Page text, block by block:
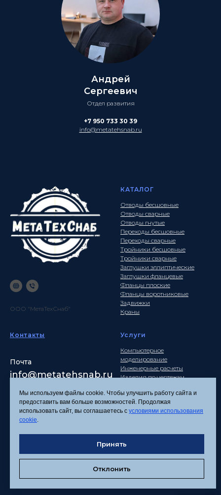
Андрей
Сергеевич
Отдел развития
+7 950 733 30 39
info@metatehsnab.ru
ООО "МетаТехСнаб"
КАТАЛОГ
Отводы бесшовные
Отводы сварные
Отводы гнутые
Переходы бесшовные
Переходы сварные
Тройники бесшовные
Тройники сварные
Заглушки эллиптические
Заглушки фланцевые
Фланцы плоские
Фланцы воротниковые
Задвижки
Краны
Контакты
Почта
info@metatehsnab.ru
Услуги
Компьютерное
моделирование
Инженерные расчеты
Изделия по чертежам
Политика
Согласие на обработку
персональных данных
Соглашение об
Мы используем файлы cookie. Чтобы улучшить работу сайта и
предоставить вам больше возможностей. Продолжая
использовать сайт, вы соглашаетесь с условиями использования
cookie.
Принять
Отклонить